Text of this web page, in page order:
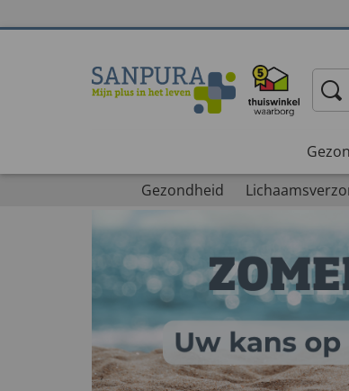
Gezondheid